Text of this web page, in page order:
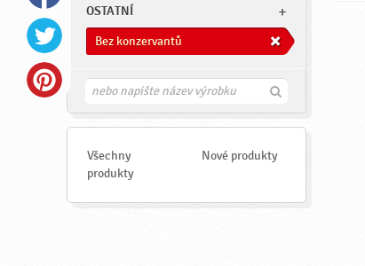
OSTATNÍ
Bez konzervantů
H
a
Všechny
produkty
Nové produkty